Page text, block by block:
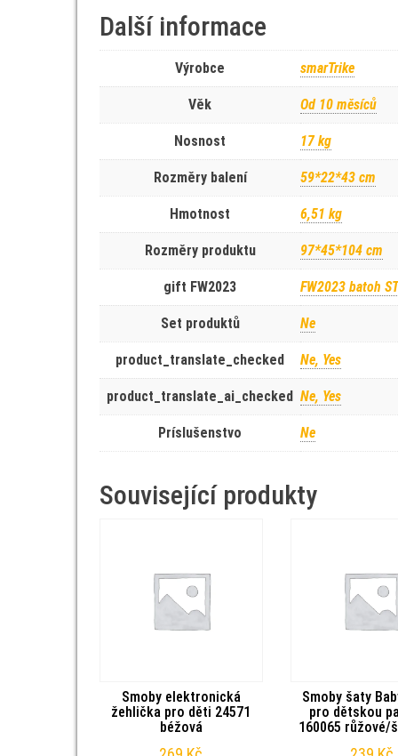
Další informace
Výrobce smarTrike
Věk Od 10 měsíců
Nosnost 17 kg
Rozměry balení 59*22*43 cm
Hmotnost 6,51 kg
Rozměry produktu 97*45*104 cm
gift FW2023 FW2023 batoh
Set produktů Ne
product_translate_checked Ne, Yes
product_translate_ai_checked Ne, Yes
Príslušenstvo Ne
Související produkty
Smoby elektronická
žehlička pro děti 24571
béžová
Smoby šaty
pro dětskou
160065 růžové/